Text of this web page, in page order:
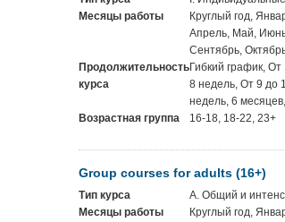
Месяцы работы
Круглый год,
Апрель, Май,
Сентябрь,
Продолжительность
курса
Гибкий график,
8 недель, От 9 до
недель, 6
Возрастная группа
16-18, 18-22, 23+
Group courses for adults (16+)
Тип курса
A. Общий и
Месяцы работы
Круглый год,